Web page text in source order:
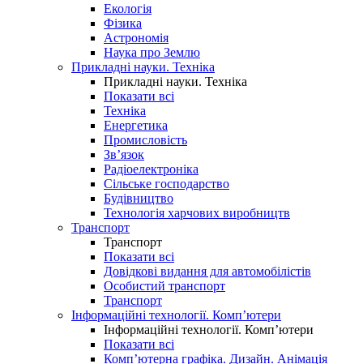
Екологія
Фізика
Астрономія
Наука про Землю
Прикладні науки. Техніка
Прикладні науки. Техніка
Показати всі
Техніка
Енергетика
Промисловість
Зв’язок
Радіоелектроніка
Сільське господарство
Будівництво
Технологія харчових виробництв
Транспорт
Транспорт
Показати всі
Довідкові видання для автомобілістів
Особистий транспорт
Транспорт
Інформаційні технології. Комп’ютери
Інформаційні технології. Комп’ютери
Показати всі
Комп’ютерна графіка. Дизайн. Анімація